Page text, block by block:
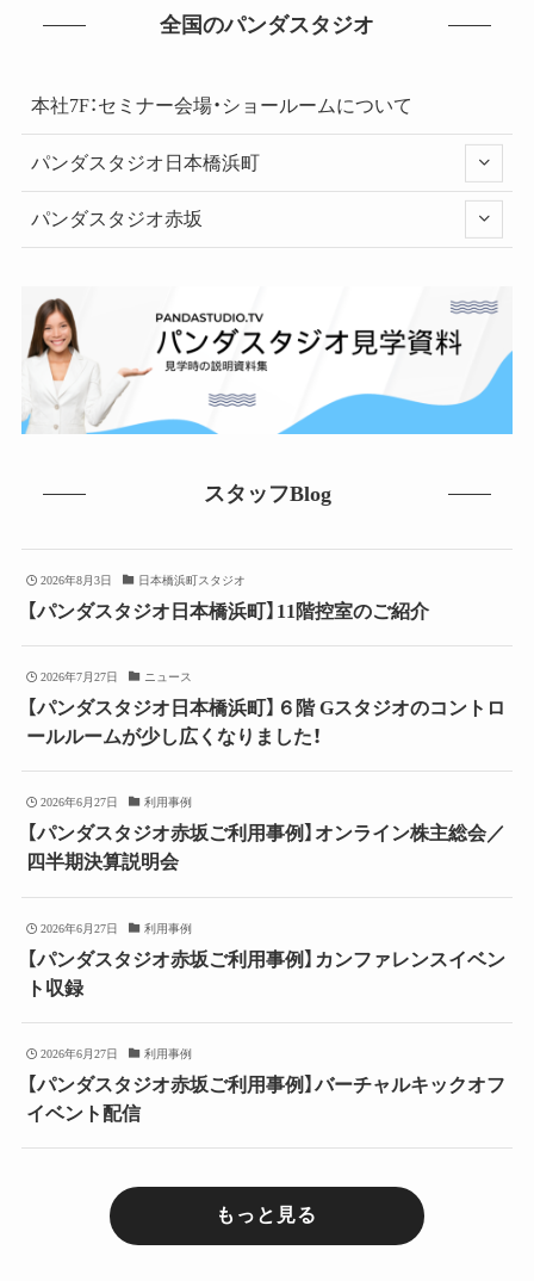
全国のパンダスタジオ
本社7F：セミナー会場・ショールームについて
パンダスタジオ日本橋浜町
パンダスタジオ赤坂
スタッフBlog
2026年8月3日 日本橋浜町スタジオ
【パンダスタジオ日本橋浜町】11階控室のご紹介
2026年7月27日 ニュース
【パンダスタジオ日本橋浜町】６階 Gスタジオのコントロ
ールルームが少し広くなりました！
2026年6月27日 利用事例
【パンダスタジオ赤坂ご利用事例】オンライン株主総会／
四半期決算説明会
2026年6月27日 利用事例
【パンダスタジオ赤坂ご利用事例】カンファレンスイベン
ト収録
2026年6月27日 利用事例
【パンダスタジオ赤坂ご利用事例】バーチャルキックオフ
イベント配信
もっと見る